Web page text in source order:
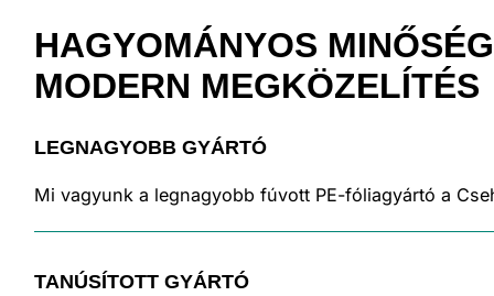
HAGYOMÁNYOS
MODERN MEGKÖZELÍTÉS
LEGNAGYOBB GYÁRTÓ
Mi vagyunk a legnagyobb fúvott PE-fóliagyártó a
TANÚSÍTOTT GYÁRTÓ